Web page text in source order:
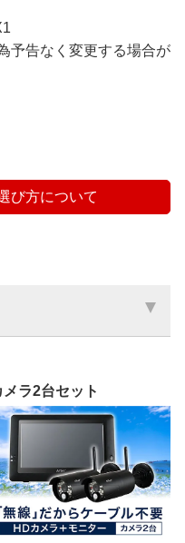
予告なく変更する場合が
び方について
メラ2台セット